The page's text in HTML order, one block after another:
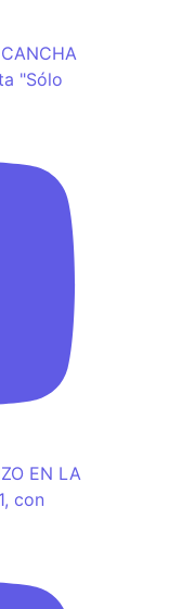
"Sólo
EN LA
con